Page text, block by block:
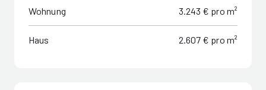
Wohnung 3.243 € pro m²
Haus 2.607 € pro m²